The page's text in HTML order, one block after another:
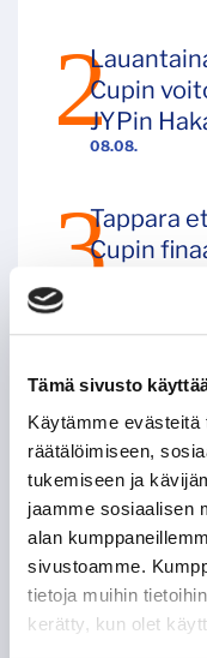
Tämä sivusto
Käytämme
räätälöimiseen,
tukemiseen ja
jaamme sosiaalisen
alan
sivustoamme.
tietoja muihin
kerätty, kun olet
08.08.
Cupin
JYPin
Tappara
Cupin
Tampere
06.08.
Tapparan
menoin –
Cupin